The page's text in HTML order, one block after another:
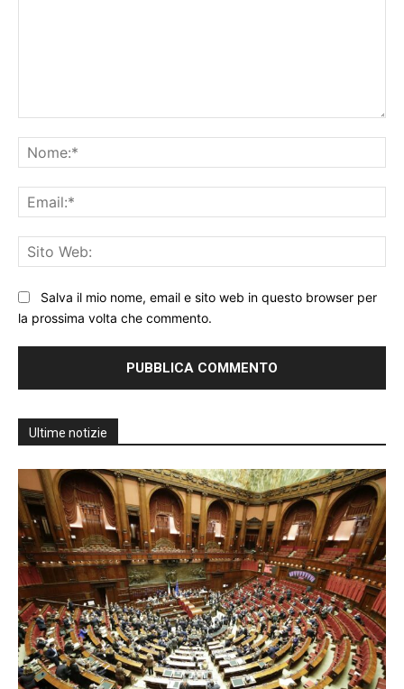
Salva il mio nome, email e sito web in questo browser per
la prossima volta che commento.
Ultime notizie